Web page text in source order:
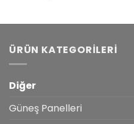
ÜRÜN KATEGORILERI
Diğer
Güneş Panelleri